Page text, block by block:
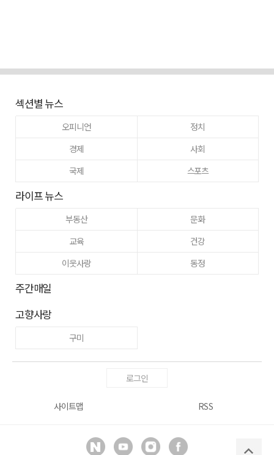
섹션별 뉴스
오피니언
정치
경제
사회
국제
스포츠
라이프 뉴스
부동산
문화
교육
건강
이웃사랑
동정
주간매일
고향사랑
구미
로그인
사이트맵 RSS